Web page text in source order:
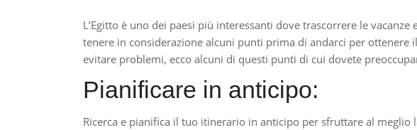
L’Egitto è uno dei paesi più interessanti dove trascorrere le vacanze
tenere in considerazione alcuni punti prima di andarci per ottenere
evitare problemi, ecco alcuni di questi punti di cui dovete
Pianificare in anticipo:
Ricerca e pianifica il tuo itinerario in anticipo per sfruttare al meglio